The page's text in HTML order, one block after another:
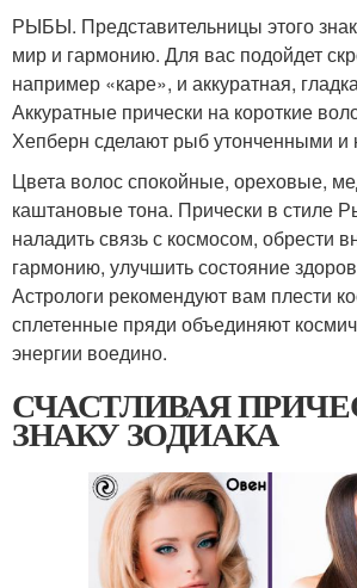
РЫБЫ. Представительницы этого
мир и гармонию. Для вас подойдет
например «каре», и аккуратная,
Аккуратные прически на короткие
Хепберн сделают рыб утонченными и
Цвета волос спокойные, ореховые,
каштановые тона. Прически в стиле
наладить связь с космосом, обрести
гармонию, улучшить состояние
Астрологи рекомендуют вам плести
сплетенные пряди объединяют
энергии воедино.
СЧАСТЛИВАЯ
ЗНАКУ ЗОДИАКА